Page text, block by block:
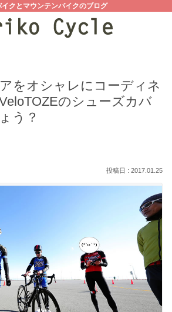
イクとマウンテンバイクのブログ
をオシャレにコーディネ
のシューズカバ
う？
2017.01.25